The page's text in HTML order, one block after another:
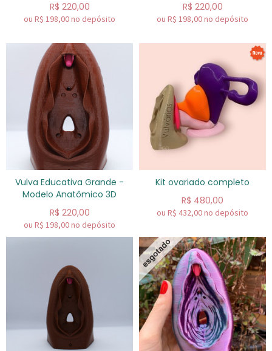
R$ 220,00
ou R$ 198,00no depósito
R$ 220,00
ou R$ 198,00no depósito
Vulva Educativa Grande -
Modelo Anatômico 3D
R$ 220,00
ou R$ 198,00no depósito
Kit ovariado completo
R$ 480,00
ou R$ 432,00no depósito